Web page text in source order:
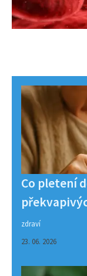
Co pletení
zdraví
23. 06. 2026